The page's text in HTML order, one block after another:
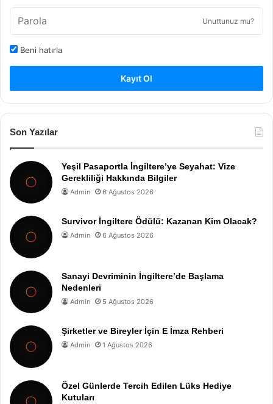
Unuttunuz mu?
Beni hatırla
Kayıt Ol
Son Yazılar
Yeşil Pasaportla İngiltere’ye Seyahat: Vize
Gerekliliği Hakkında Bilgiler
Admin 6 Ağustos 2026
Survivor İngiltere Ödülü: Kazanan Kim Olacak?
Admin 6 Ağustos 2026
Sanayi Devriminin İngiltere’de Başlama
Nedenleri
Admin 5 Ağustos 2026
Şirketler ve Bireyler İçin E İmza Rehberi
Admin 1 Ağustos 2026
Özel Günlerde Tercih Edilen Lüks Hediye
Kutuları